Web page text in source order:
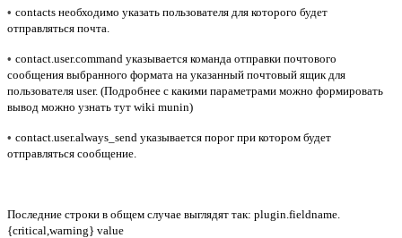
• contacts необходимо указать пользователя для которого будет
отправляться почта.
• contact.user.command указывается команда отправки почтового
сообщения выбранного формата на указанный почтовый ящик для
пользователя user. (Подробнее с какими параметрами можно формировать
вывод можно узнать тут wiki munin)
• contact.user.always_send указывается порог при котором будет
отправляться сообщение.
Последние строки в общем случае выглядят так: plugin.fieldname.
{critical,warning} value